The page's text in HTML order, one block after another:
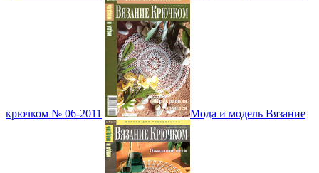
крючком № 06-2011 Мода и модель Вязание